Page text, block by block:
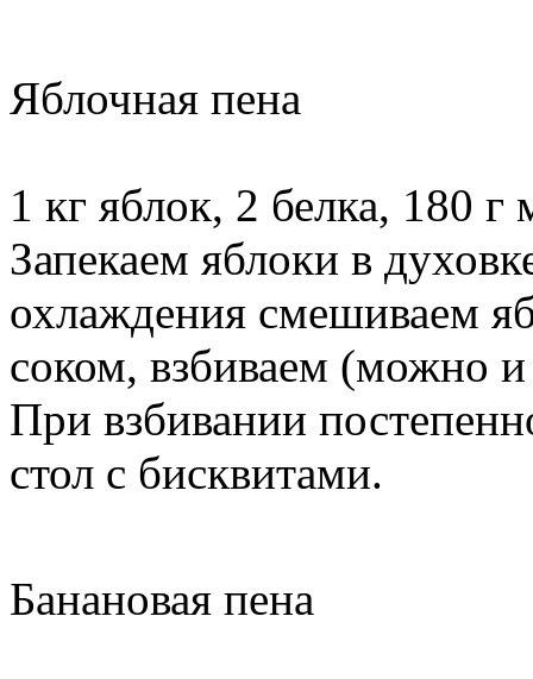
Яблочная пена
1 кг яблок, 2 белка, 180
Запекаем яблоки в
охлаждения смешиваем
соком, взбиваем (можно
При взбивании
стол с бисквитами.
Банановая пена